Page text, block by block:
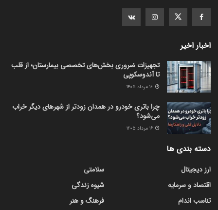
اخبار اخیر
تجهیزات ضروری بخش‌های تخصصی بیمارستان؛ از قلب
تا آندوسکوپی
چرا باتری خودرو در همدان زودتر از شهرهای دیگر خراب
می‌شود؟
دسته بندی ها
ارز دیجیتال
اقتصاد و سرمایه
تناسب اندام
سلامتی
شیوه زندگی
فرهنگ و هنر